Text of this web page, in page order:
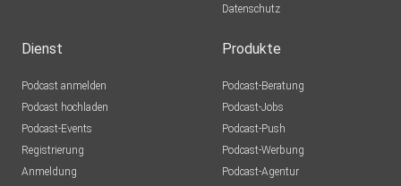
Datenschutz
Dienst
Podcast anmelden
Podcast hochladen
Podcast-Events
Registrierung
Anmeldung
Produkte
Podcast-Beratung
Podcast-Jobs
Podcast-Push
Podcast-Werbung
Podcast-Agentur